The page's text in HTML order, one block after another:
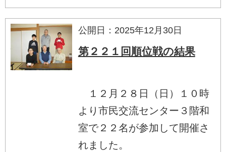
公開日：2025年12月30日
第２２１回順位戦の結果
１２月２８日（日）１０時
より市民交流センター３階和
室で２２名が参加して開催さ
れました。